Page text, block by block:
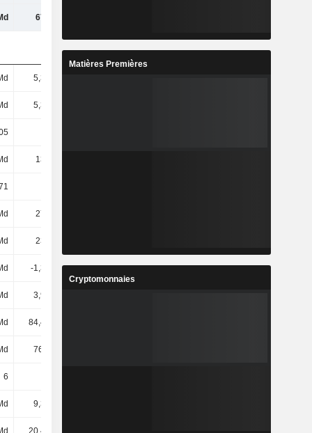
671 Md
5,35 Md
5,35 Md
133 Md
277 Md
237 Md
-1,36 Md -1,81 Md -2,08 Md
3,95 Md
84,45 Md
76,4 Md
6
9,34 Md
20,49 Md
Matières Premières
Cryptomonnaies